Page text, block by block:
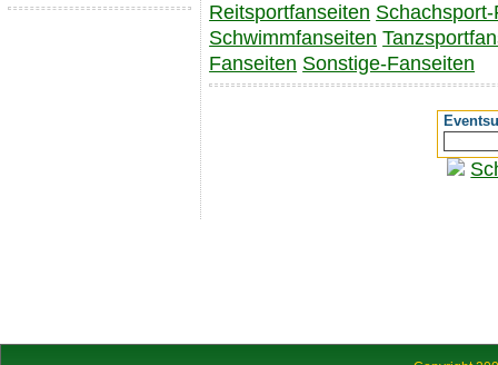
Reitsportfanseiten
Schwimmfanseiten
Fanseiten Sonstige-Fanseiten